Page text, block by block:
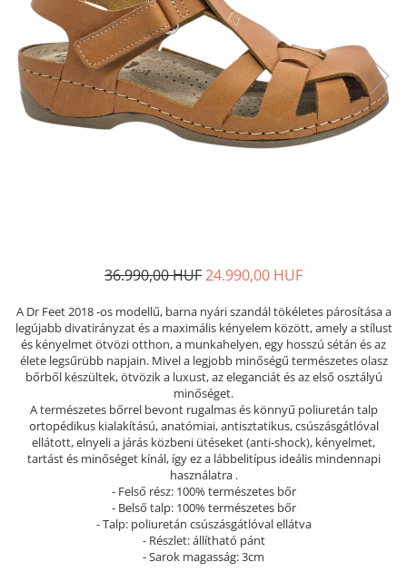
Női nyitott papucs - DOSS
Női szandál - DOSS
Férfi nyitott papucs - DOSS
Házi papucs - DOSS
PIUMETTA - gördülő talpú lábbeli
MEDI+ LÁBBELI
Női csukott papucs - Leon
Férfi csukott papucs - Leon
Női nyitott papucs - Leon
Női szandál - Leon
Férfi nyitott papucs
NYÁRI NŐI LÁBBELI KOLLEKCIÓ
Szandál
Papucs
NYARI FÉRFI LÁBBELI KOLLEKCIÓ
GYEREK SZANDÁL ÉS PAPUCS
STERILIZÁLHATÓ KLUMPA
TÉLI GYAPJÚ PAPUCSOK - női és
36.990,00 HUF24.990,00 HUF
A Dr Feet 2018 -os modellű, barna nyári szandál tökéletes párosítása a
legújabb divatirányzat és a maximális kényelem között, amely a stílust
és kényelmet ötvözi otthon, a munkahelyen, egy hosszú sétán és az
élete legsűrübb napjain. Mivel a legjobb minőségű természetes olasz
bőrből készültek, ötvözik a luxust, az eleganciát és az első osztályú
minőséget.
A természetes bőrrel bevont rugalmas és könnyű poliuretán talp
ortopédikus kialakítású, anatómiai, antisztatikus, csúszásgátlóval
ellátott, elnyeli a járás közbeni ütéseket (anti-shock), kényelmet,
tartást és minőséget kínál, így ez a lábbelitípus ideális mindennapi
használatra .
- Felső rész: 100% természetes bőr
- Belső talp: 100% természetes bőr
- Talp: poliuretán csúszásgátlóval ellátva
- Részlet: állítható pánt
- Sarok magasság: 3cm